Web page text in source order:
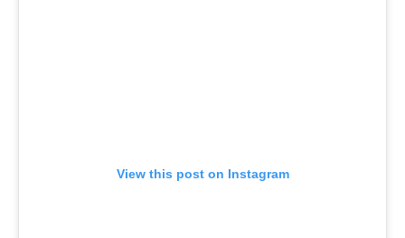
View this post on Instagram